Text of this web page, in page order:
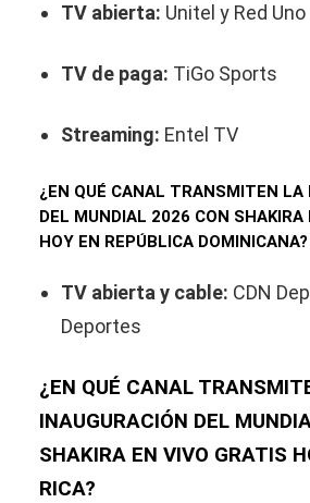
TV abierta: Unitel y Red Uno
TV de paga: TiGo Sports
Streaming: Entel TV
¿EN QUÉ CANAL TRANSMITEN LA
DEL MUNDIAL 2026 CON SHAKIRA
HOY EN REPÚBLICA DOMINICANA?
TV abierta y cable: CDN
Deportes
¿EN QUÉ CANAL
INAUGURACIÓN DEL
SHAKIRA EN VIVO GRATIS
RICA?